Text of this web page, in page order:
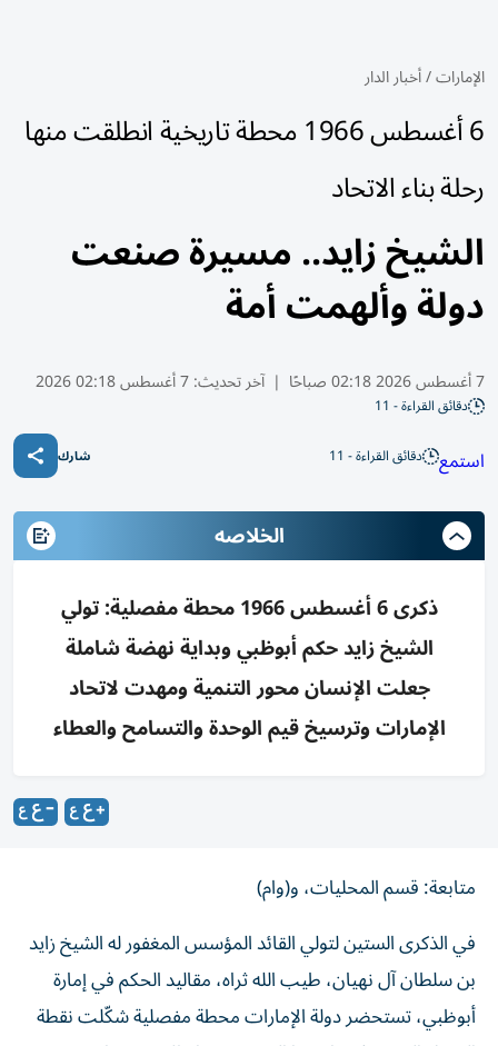
الإمارات/أخبار الدار
6 أغسطس 1966 محطة تاريخية انطلقت منها
رحلة بناء الاتحاد
الشيخ زايد.. مسيرة صنعت
دولة وألهمت أمة
7 أغسطس 2026 02:18 صباحًا | آخر تحديث:7 أغسطس 02:18 2026
دقائق القراءة - 11
استمع دقائق القراءة - 11 شارك
الخلاصه
ذكرى 6 أغسطس 1966 محطة مفصلية: تولي
الشيخ زايد حكم أبوظبي وبداية نهضة شاملة
جعلت الإنسان محور التنمية ومهدت لاتحاد
الإمارات وترسيخ قيم الوحدة والتسامح والعطاء
متابعة: قسم المحليات، و(وام)
في الذكرى الستين لتولي القائد المؤسس المغفور له الشيخ زايد
بن سلطان آل نهيان، طيب الله ثراه، مقاليد الحكم في إمارة
أبوظبي، تستحضر دولة الإمارات محطة مفصلية شكّلت نقطة